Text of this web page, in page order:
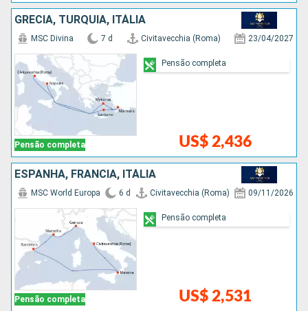
GRÉCIA, TURQUIA, ITÁLIA
Pensão completa
MSC Divina 7 d Civitavecchia (Roma) 23/04/2027
US$ 2,436
Pensão completa
ESPANHA, FRANCIA, ITÁLIA
Pensão completa
MSC World Europa 6 d Civitavecchia (Roma) 09/11/2026
US$ 2,531
Pensão completa